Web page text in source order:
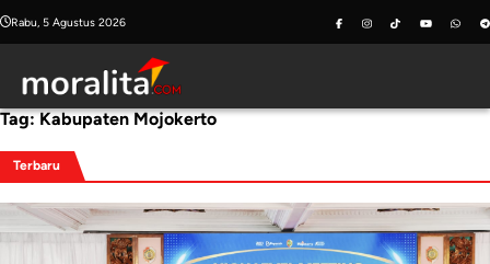
Skip
to
content
Rabu, 5 Agustus 2026
Tag:Kabupaten Mojokerto
Terbaru